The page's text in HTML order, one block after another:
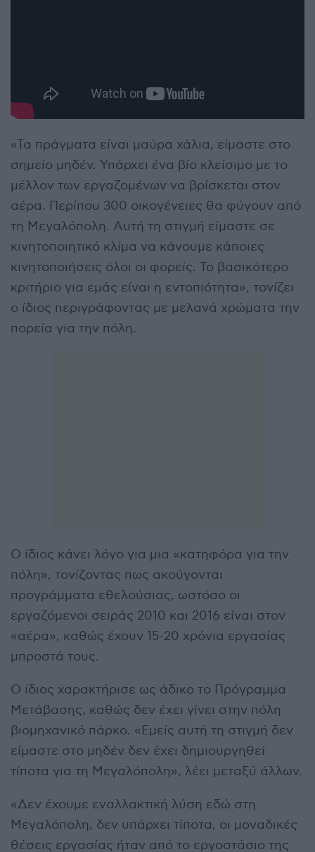
«Τα πράγματα είναι μαύρα χάλια, είμαστε στο
σημείο μηδέν. Υπάρχει ένα βίο κλείσιμο με το
μέλλον των εργαζομένων να βρίσκεται στον
αέρα. Περίπου 300 οικογένειες θα φύγουν από
τη Μεγαλόπολη. Αυτή τη στιγμή είμαστε σε
κινητοποιητικό κλίμα να κάνουμε κάποιες
κινητοποιήσεις όλοι οι φορείς. Το βασικότερο
κριτήριο για εμάς είναι η εντοπιότητα», τονίζει
ο ίδιος περιγράφοντας με μελανά χρώματα την
πορεία για την πόλη.
Ο ίδιος κάνει λόγο για μια «κατηφόρα για την
πόλη», τονίζοντας πως ακούγονται
προγράμματα εθελούσιας, ωστόσο οι
εργαζόμενοι σειράς 2010 και 2016 είναι στον
«αέρα», καθώς έχουν 15-20 χρόνια εργασίας
μπροστά τους.
Ο ίδιος χαρακτήρισε ως άδικο το Πρόγραμμα
Μετάβασης, καθώς δεν έχει γίνει στην πόλη
βιομηχανικό πάρκο. «Εμείς αυτή τη στιγμή δεν
είμαστε στο μηδέν δεν έχει δημιουργηθεί
τίποτα για τη Μεγαλόπολη», λέει μεταξύ άλλων.
«Δεν έχουμε εναλλακτική λύση εδώ στη
Μεγαλόπολη, δεν υπάρχει τίποτα, οι μοναδικές
θέσεις εργασίας ήταν από το εργοστάσιο της